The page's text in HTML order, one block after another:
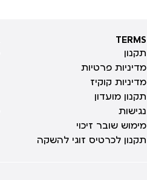
TERMS
TERMS
תקנון
מדיניות פרטיות
מדיניות קוקיז
תקנון מועדון
נגישות
מימוש שובר זיכוי
תקנון לכרטיס זוגי להשקה